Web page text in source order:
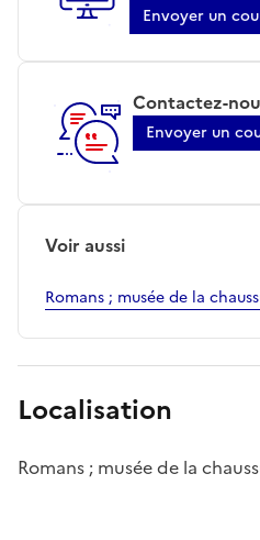
Envoyer un
Contactez-
Envoyer un
Voir aussi
Romans ; musée de la
Localisation
Romans ; musée de la